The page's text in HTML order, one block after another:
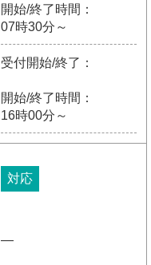
開始/終了時間：
07時30分～
受付開始/終了：
開始/終了時間：
16時00分～
対応
―